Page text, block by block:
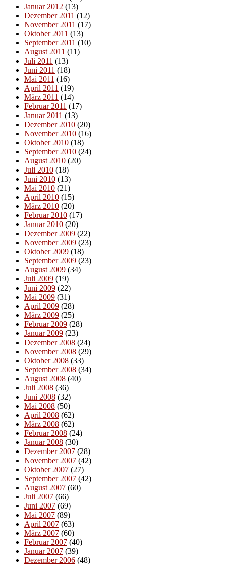
Januar 2012 (13)
Dezember 2011 (12)
November 2011 (17)
Oktober 2011 (13)
September 2011 (10)
August 2011 (11)
Juli 2011 (13)
Juni 2011 (18)
Mai 2011 (16)
April 2011 (19)
März 2011 (14)
Februar 2011 (17)
Januar 2011 (13)
Dezember 2010 (20)
November 2010 (16)
Oktober 2010 (18)
September 2010 (24)
August 2010 (20)
Juli 2010 (18)
Juni 2010 (13)
Mai 2010 (21)
April 2010 (15)
März 2010 (20)
Februar 2010 (17)
Januar 2010 (20)
Dezember 2009 (22)
November 2009 (23)
Oktober 2009 (18)
September 2009 (23)
August 2009 (34)
Juli 2009 (19)
Juni 2009 (22)
Mai 2009 (31)
April 2009 (28)
März 2009 (25)
Februar 2009 (28)
Januar 2009 (23)
Dezember 2008 (24)
November 2008 (29)
Oktober 2008 (33)
September 2008 (34)
August 2008 (40)
Juli 2008 (36)
Juni 2008 (32)
Mai 2008 (50)
April 2008 (62)
März 2008 (62)
Februar 2008 (24)
Januar 2008 (30)
Dezember 2007 (28)
November 2007 (42)
Oktober 2007 (27)
September 2007 (42)
August 2007 (60)
Juli 2007 (66)
Juni 2007 (69)
Mai 2007 (89)
April 2007 (63)
März 2007 (60)
Februar 2007 (40)
Januar 2007 (39)
Dezember 2006 (48)